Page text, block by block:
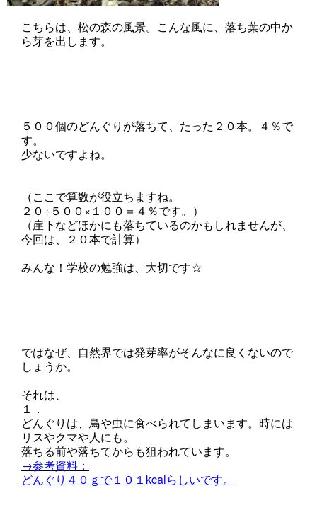
こちらは、松の森の風景。こんな風に、落ち葉の中か
ら芽を出します。
５００個のどんぐりが落ちて、たった２０本。４％で
す。
少ないですよね。
（ここで算数が役立ちますね。
２０÷５００×１００＝４％です。）
（崖下などほかにも落ちているのかもしれませんが、
今回は、２０本で計算）
みんな！学校の勉強は、大切です☆
ではなぜ、自然界では発芽率がそんなに良くないので
しょうか。
それは、
１．
どんぐりは、鳥や虫に食べられてしまいます。時には
リスやクマや人にも。
落ちる前や落ちてからも狙われています。
→参考資料：
どんぐり４０ｇで１０１kcalらしいです。